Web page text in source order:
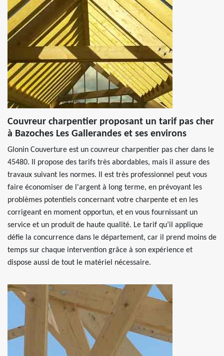
Couvreur charpentier proposant un tarif pas cher
à Bazoches Les Gallerandes et ses environs
Glonin Couverture est un couvreur charpentier pas cher dans le
45480. Il propose des tarifs très abordables, mais il assure des
travaux suivant les normes. Il est très professionnel peut vous
faire économiser de l'argent à long terme, en prévoyant les
problèmes potentiels concernant votre charpente et en les
corrigeant en moment opportun, et en vous fournissant un
service et un produit de haute qualité. Le tarif qu’il applique
défie la concurrence dans le département, car il prend moins de
temps sur chaque intervention grâce à son expérience et
dispose aussi de tout le matériel nécessaire.